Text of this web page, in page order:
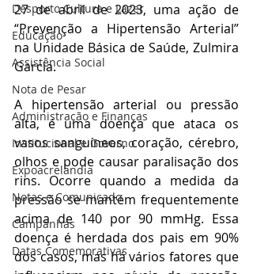
Desporto Cultura e Lazer
Educação
Assistência Social
Nota de Pesar
Administração e Finanças
Institucional e Governo
Expoacrelandia
Notas e Comunicado
Campanhas
Datas Comemorativas
27 de abril de 2023, uma ação de
“Prevenção a Hipertensão Arterial”
na Unidade Básica de Saúde, Zulmira
Garcia.
A hipertensão arterial ou pressão
alta, é uma doença que ataca os
vasos sanguíneos, coração, cérebro,
olhos e pode causar paralisação dos
rins. Ocorre quando a medida da
pressão se mantém frequentemente
acima de 140 por 90 mmHg. Essa
doença é herdada dos pais em 90%
dos casos, mas há vários fatores que